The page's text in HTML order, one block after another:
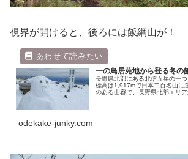
視界が開けると、後ろには飯綱山が！
一の鳥居苑地から登る冬の
長野県北部にある北信五岳の一つ
標高は1,917mで日本二百名山に
のある山容で、長野県北部エリ
odekake-junky.com